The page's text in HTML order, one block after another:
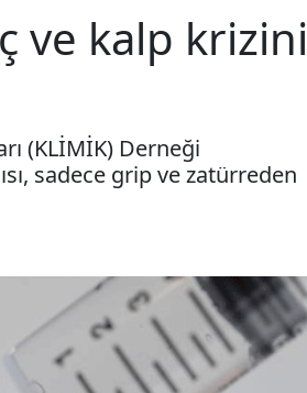
ve kalp krizini
(KLİMİK) Derneği
sadece grip ve zatürreden